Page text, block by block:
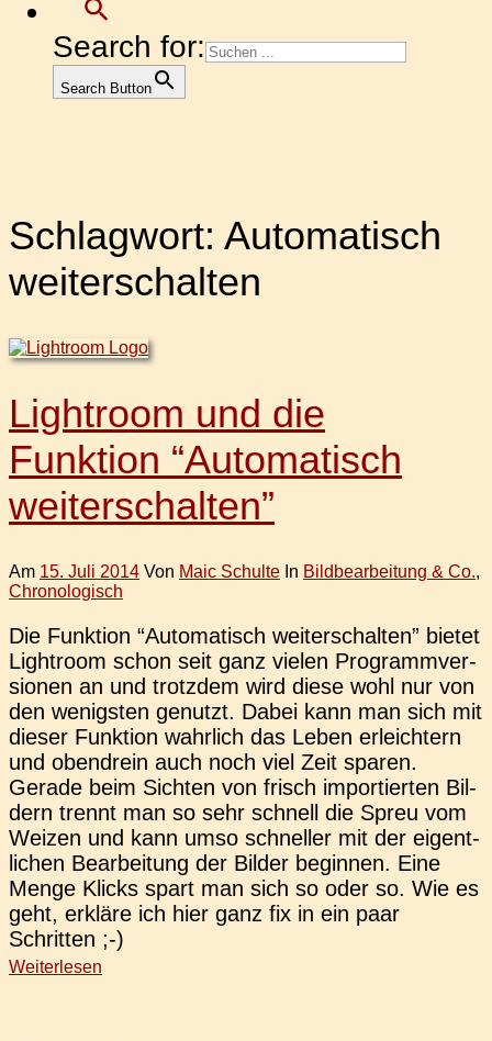
Search for:
Search Button
Schlagwort: Automatisch
weiterschalten
Lightroom und die
Funktion “Automatisch
weiterschalten”
Am 15. Juli 2014 Von Maic Schulte In Bildbearbeitung & Co.,
Chronologisch
Die Funk­ti­on “Auto­ma­tisch wei­ter­schal­ten” bietet
Ligh­t­room schon seit ganz vielen Pro­gramm­ver­
sio­nen an und trotz­dem wird diese wohl nur von
den wenigs­ten genutzt. Dabei kann man sich mit
dieser Funk­ti­on wahr­lich das Leben erleich­tern
und oben­drein auch noch viel Zeit sparen.
Gerade beim Sich­ten von frisch impor­tier­ten Bil­
dern trennt man so sehr schnell die Spreu vom
Weizen und kann umso schnel­ler mit der eigent­
li­chen Bear­bei­tung der Bilder begin­nen. Eine
Menge Klicks spart man sich so oder so. Wie es
geht, erklä­re ich hier ganz fix in ein paar
Schritten ;-)
Weiterlesen